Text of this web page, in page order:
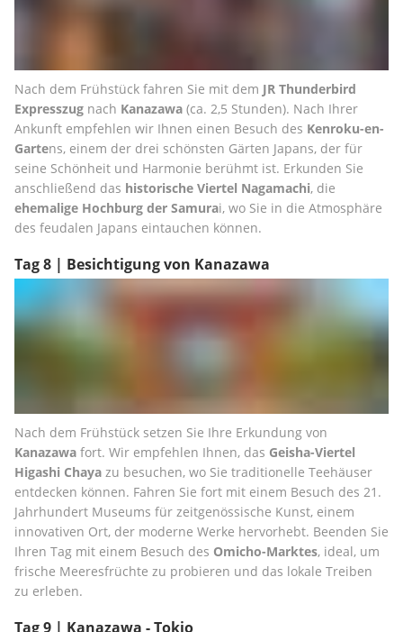
Nach dem Frühstück fahren Sie mit dem JR Thunderbird
Expresszug nach Kanazawa (ca. 2,5 Stunden). Nach Ihrer
Ankunft empfehlen wir Ihnen einen Besuch des Kenroku-en-
Gartens, einem der drei schönsten Gärten Japans, der für
seine Schönheit und Harmonie berühmt ist. Erkunden Sie
anschließend das historische Viertel Nagamachi
ehemalige Hochburg der Samurai, wo Sie in die Atmosphäre
des feudalen Japans eintauchen können.
Tag 8 | Besichtigung von Kanazawa
Kanazawa fort. Wir empfehlen Ihnen, das Geisha-Viertel
Higashi Chaya zu besuchen, wo Sie traditionelle Teehäuser
entdecken können. Fahren Sie fort mit einem Besuch des 21.
Jahrhundert Museums für zeitgenössische Kunst, einem
innovativen Ort, der moderne Werke hervorhebt. Beenden Sie
Ihren Tag mit einem Besuch des Omicho-Marktes, ideal, um
frische Meeresfrüchte zu probieren und das lokale Treiben
zu erleben.
Tag 9 | Kanazawa - Tokio